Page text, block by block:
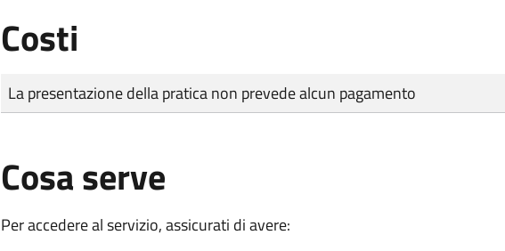
Costi
Tipo di pagamento
Importo
La presentazione della pratica non prevede alcun pagamento
Cosa serve
Per accedere al servizio, assicurati di avere: